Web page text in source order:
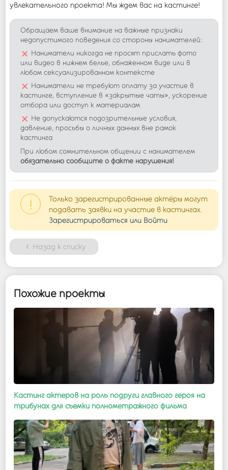
увлекательного проекта! Мы ждем вас на кастинге!
Обращаем ваше внимание на важные признаки
недопустимого поведения со стороны нанимателей:
× Наниматели никогда не просят прислать фото
или видео в нижнем белье, обнаженном виде или в
любом сексуализированном контексте
× Наниматели не требуют оплату за участие в
кастинге, вступление в «закрытые чаты», ускорение
отбора или доступ к материалам
× Не допускаются подозрительные условия,
давление, просьбы о личных данных вне рамок
кастинга
При любом сомнительном общении с нанимателем
обязательно сообщите о факте нарушения!
!
Только зарегистрированные актёры могут
подавать заявки на участие в кастингах.
Зарегистрироваться или Войти
Назад к списку
Похожие проекты
Кастинг актеров на роль подруги главного героя на
трибунах для съемки полнометражного фильма